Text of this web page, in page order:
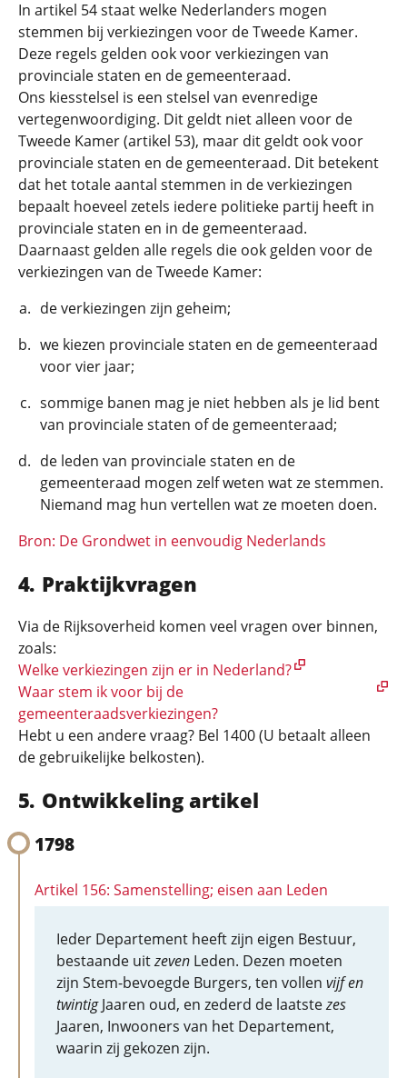
In artikel 54 staat welke Nederlanders mogen
stemmen bij verkiezingen voor de Tweede Kamer.
Deze regels gelden ook voor verkiezingen van
provinciale staten en de gemeenteraad.
Ons kiesstelsel is een stelsel van evenredige
vertegenwoordiging. Dit geldt niet alleen voor de
Tweede Kamer (artikel 53), maar dit geldt ook voor
provinciale staten en de gemeenteraad. Dit betekent
dat het totale aantal stemmen in de verkiezingen
bepaalt hoeveel zetels iedere politieke partij heeft in
provinciale staten en in de gemeenteraad.
Daarnaast gelden alle regels die ook gelden voor de
verkiezingen van de Tweede Kamer:
de verkiezingen zijn geheim;
we kiezen provinciale staten en de gemeenteraad
voor vier jaar;
sommige banen mag je niet hebben als je lid bent
van provinciale staten of de gemeenteraad;
de leden van provinciale staten en de
gemeenteraad mogen zelf weten wat ze stemmen.
Niemand mag hun vertellen wat ze moeten doen.
Bron: De Grondwet in eenvoudig Nederlands
Praktijkvragen
Via de Rijksoverheid komen veel vragen over binnen,
zoals:
Welke verkiezingen zijn er in Nederland?
Waar stem ik voor bij de
gemeenteraadsverkiezingen?
Hebt u een andere vraag? Bel 1400 (U betaalt alleen
de gebruikelijke belkosten).
Ontwikkeling artikel
1798
Artikel 156: Samenstelling; eisen aan Leden
Ieder Departement heeft zijn eigen Bestuur,
bestaande uitzeven Leden. Dezen moeten
zijn Stem-bevoegde Burgers, ten vollen vijf en
twintigJaaren oud, en zederd de laatstezes
Jaaren, Inwooners van het Departement,
waarin zij gekozen zijn.